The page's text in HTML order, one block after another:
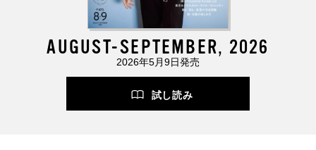
AUGUST-SEPTEMBER, 2026
2026年5月9日発売
試し読み